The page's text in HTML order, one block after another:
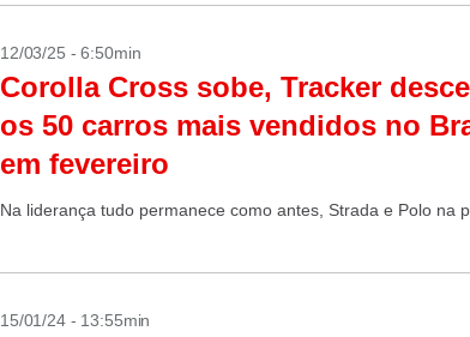
12/03/25 - 6:50min
Corolla Cross sobe, Tracker
os 50 carros mais vendidos no
em fevereiro
Na liderança tudo permanece como antes, Strada e Polo na
15/01/24 - 13:55min